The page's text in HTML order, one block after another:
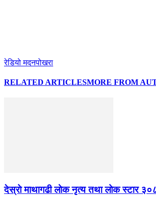
रेडियो मदनपोखरा
RELATED ARTICLESMORE FROM
देस्राे माथागढी लाेक नृत्य तथा लाेक स्टार